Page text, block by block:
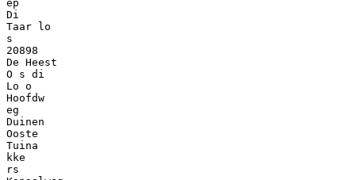
ep
Di
Taar lo
s
20898
De Heest
O s di
Lo o
Hoofdw
eg
Duinen
Ooste
Tuina
kke
rs